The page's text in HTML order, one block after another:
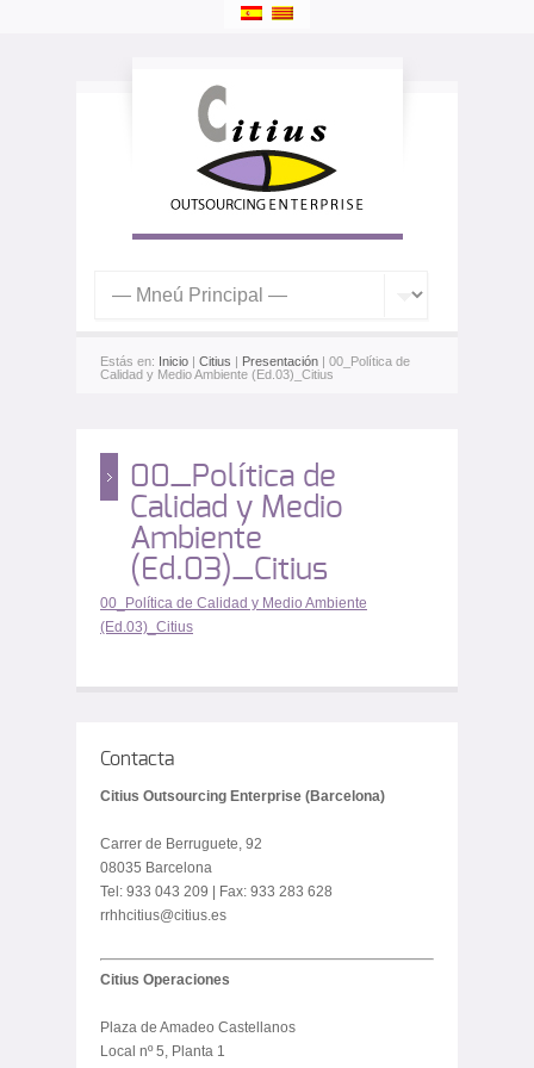
Estás en: Inicio | Citius | Presentación | 00_Política de
Calidad y Medio Ambiente (Ed.03)_Citius
00_Política de
Calidad y Medio
Ambiente
(Ed.03)_Citius
00_Política de Calidad y Medio Ambiente
(Ed.03)_Citius
Contacta
Citius Outsourcing Enterprise (Barcelona)
Carrer de Berruguete, 92
08035 Barcelona
Tel: 933 043 209 | Fax: 933 283 628
rrhhcitius@citius.es
Citius Operaciones
Plaza de Amadeo Castellanos
Local nº 5, Planta 1